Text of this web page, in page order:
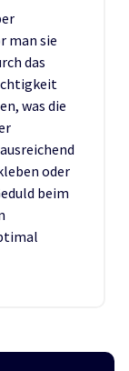
man sie
das
was die
oder
beim